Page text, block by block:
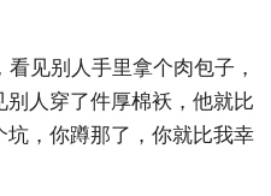
见别人手里拿个肉包子，
人穿了件厚棉袄，他就比
，你蹲那了，你就比我幸